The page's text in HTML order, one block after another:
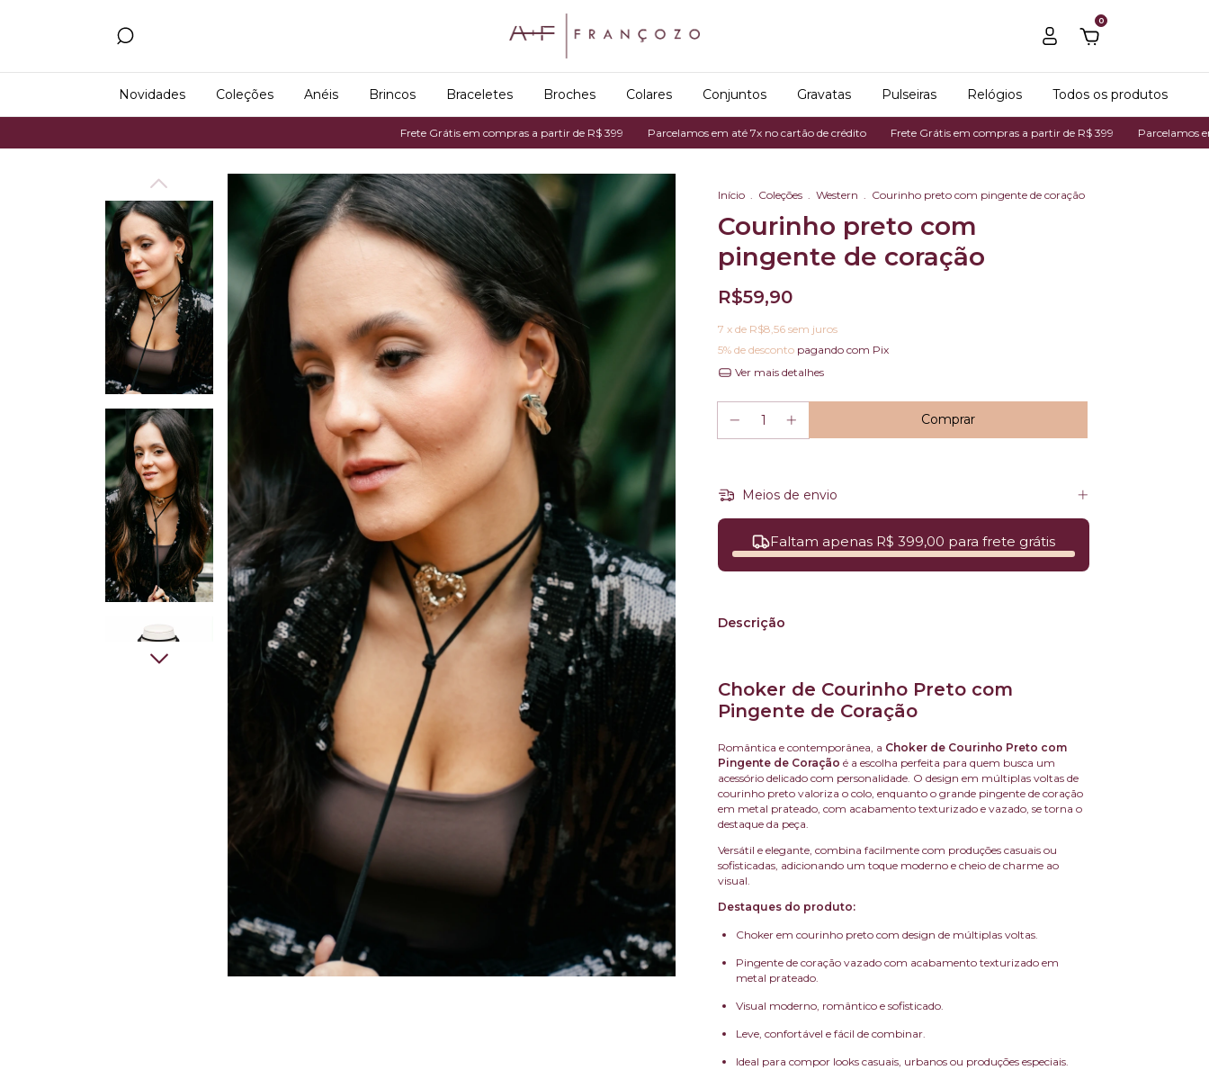
0
Novidades Coleções Anéis Brincos Braceletes Broches Colares Conjuntos Gravatas Pulseiras Relógios Todos os produtos
Frete Grátis em compras a partir de R$ 399 Parcelamos em até 7x no cartão de crédito Frete Grátis em compras a partir de R$ 399 Parcelamos em até 7x no
Início . Coleções . Western . Courinho preto com pingente de coração
Courinho preto com
pingente de coração
R$59,90
7 x de R$8,56 sem juros
5% de desconto pagando com Pix
Ver mais detalhes
Meios de envio
Faltam apenas R$ 399,00 para frete grátis
Descrição
Choker de Courinho Preto com
Pingente de Coração
Romântica e contemporânea, a Choker de Courinho Preto com
Pingente de Coração é a escolha perfeita para quem busca um
acessório delicado com personalidade. O design em múltiplas voltas de
courinho preto valoriza o colo, enquanto o grande pingente de coração
em metal prateado, com acabamento texturizado e vazado, se torna o
destaque da peça.
Versátil e elegante, combina facilmente com produções casuais ou
sofisticadas, adicionando um toque moderno e cheio de charme ao
visual.
Destaques do produto:
Choker em courinho preto com design de múltiplas voltas.
Pingente de coração vazado com acabamento texturizado em
metal prateado.
Visual moderno, romântico e sofisticado.
Leve, confortável e fácil de combinar.
Ideal para compor looks casuais, urbanos ou produções especiais.